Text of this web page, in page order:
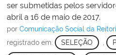
ser submetidas pelos
abril a 16 de maio de 2017.
por Comunicação Social da
registrado em: SELEÇÃO